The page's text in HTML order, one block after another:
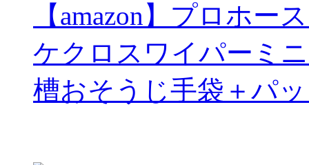
【amazon】プロホー
ケクロスワイパーミ
槽おそうじ手袋＋パ